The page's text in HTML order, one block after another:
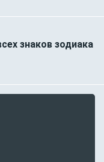
знаков зодиака